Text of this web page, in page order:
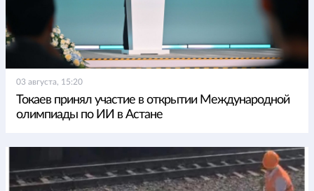
03 августа, 15:20
Токаев принял участие в открытии Международной
олимпиады по ИИ в Астане